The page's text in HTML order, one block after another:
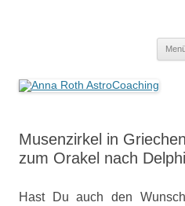
Musenzirkel in
zum Orakel nach Delphi
Hast Du auch den